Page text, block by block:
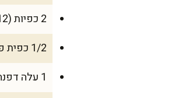
2 כפיות (12 גרם) מלח, או לפי הטעם
1/2 כפית פלפל שחור
1 עלה דפנה